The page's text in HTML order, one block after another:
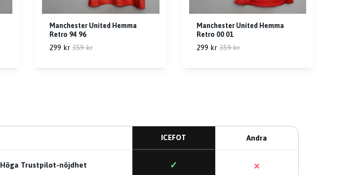
Manchester United Hemma
Retro 94 96
299 kr 359 kr
Manchester United Hemma
Retro 00 01
299 kr 359 kr
ICEFOT Andra
Höga Trustpilot-nöjdhet ✓ ×